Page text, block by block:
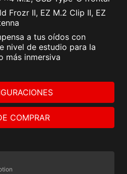
Frozr II, EZ M.2 Clip II, EZ
a tus oídos con
nivel de estudio para la
más inmersiva
COMPRAR